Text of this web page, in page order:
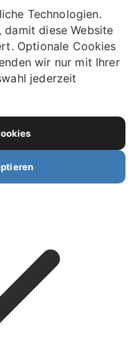
Technologien.
diese Website
Optionale Cookies
wir nur mit Ihrer
jederzeit